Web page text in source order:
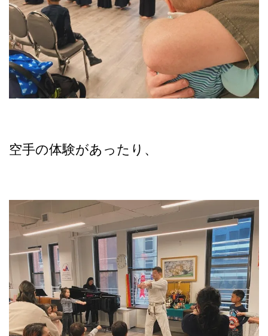
空手の体験があったり、